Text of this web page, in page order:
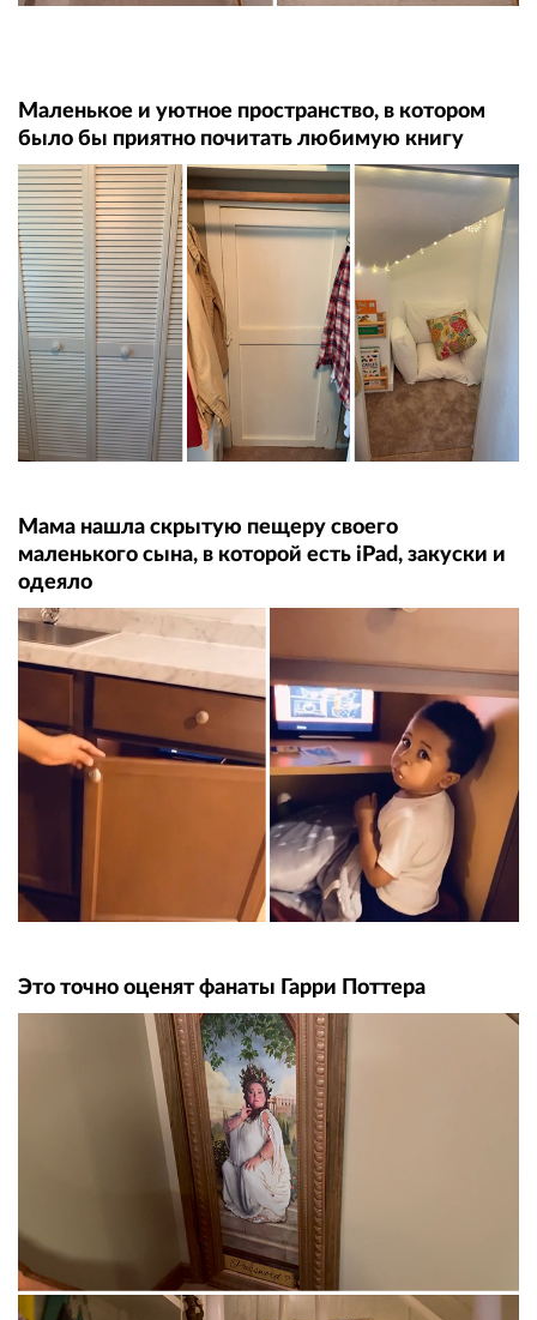
Маленькое и уютное пространство, в котором
было бы приятно почитать любимую книгу
Мама нашла скрытую пещеру своего
маленького сына, в которой есть iPad, закуски и
одеяло
Это точно оценят фанаты Гарри Поттера